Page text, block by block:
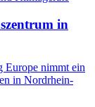
in
Europe nimmt ein
in Nordrhein-